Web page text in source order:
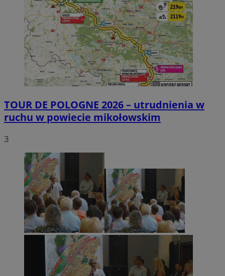
TOUR DE POLOGNE 2026 – utrudnienia w
ruchu w powiecie mikołowskim
3